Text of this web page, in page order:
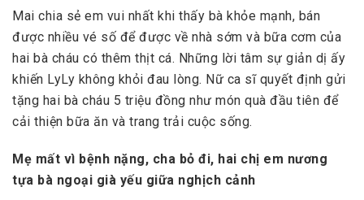
Mai chia sẻ em vui nhất khi thấy bà khỏe mạnh, bán
được nhiều vé số để được về nhà sớm và bữa cơm của
hai bà cháu có thêm thịt cá. Những lời tâm sự giản dị ấy
khiến LyLy không khỏi đau lòng. Nữ ca sĩ quyết định gửi
tặng hai bà cháu 5 triệu đồng như món quà đầu tiên để
cải thiện bữa ăn và trang trải cuộc sống.
Mẹ mất vì bệnh nặng, cha bỏ đi, hai chị em nương
tựa bà ngoại già yếu giữa nghịch cảnh